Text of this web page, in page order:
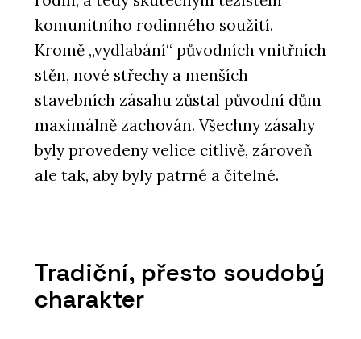
komunitního rodinného soužití.
Kromě „vydlabání“ původních vnitřních
stěn, nové střechy a menších
stavebních zásahu zůstal původní dům
maximálně zachován. Všechny zásahy
byly provedeny velice citlivě, zároveň
ale tak, aby byly patrné a čitelné.
Tradiční, přesto soudobý
charakter